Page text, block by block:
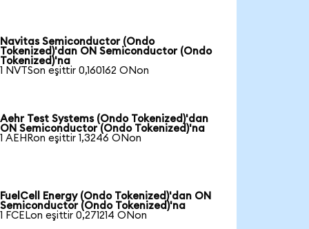
Navitas Semiconductor (Ondo
Tokenized)'dan ON Semiconductor (Ondo
Tokenized)'na
1 NVTSon eşittir 0,160162 ONon
Aehr Test Systems (Ondo Tokenized)'dan
ON Semiconductor (Ondo Tokenized)'na
1 AEHRon eşittir 1,3246 ONon
FuelCell Energy (Ondo Tokenized)'dan ON
Semiconductor (Ondo Tokenized)'na
1 FCELon eşittir 0,271214 ONon